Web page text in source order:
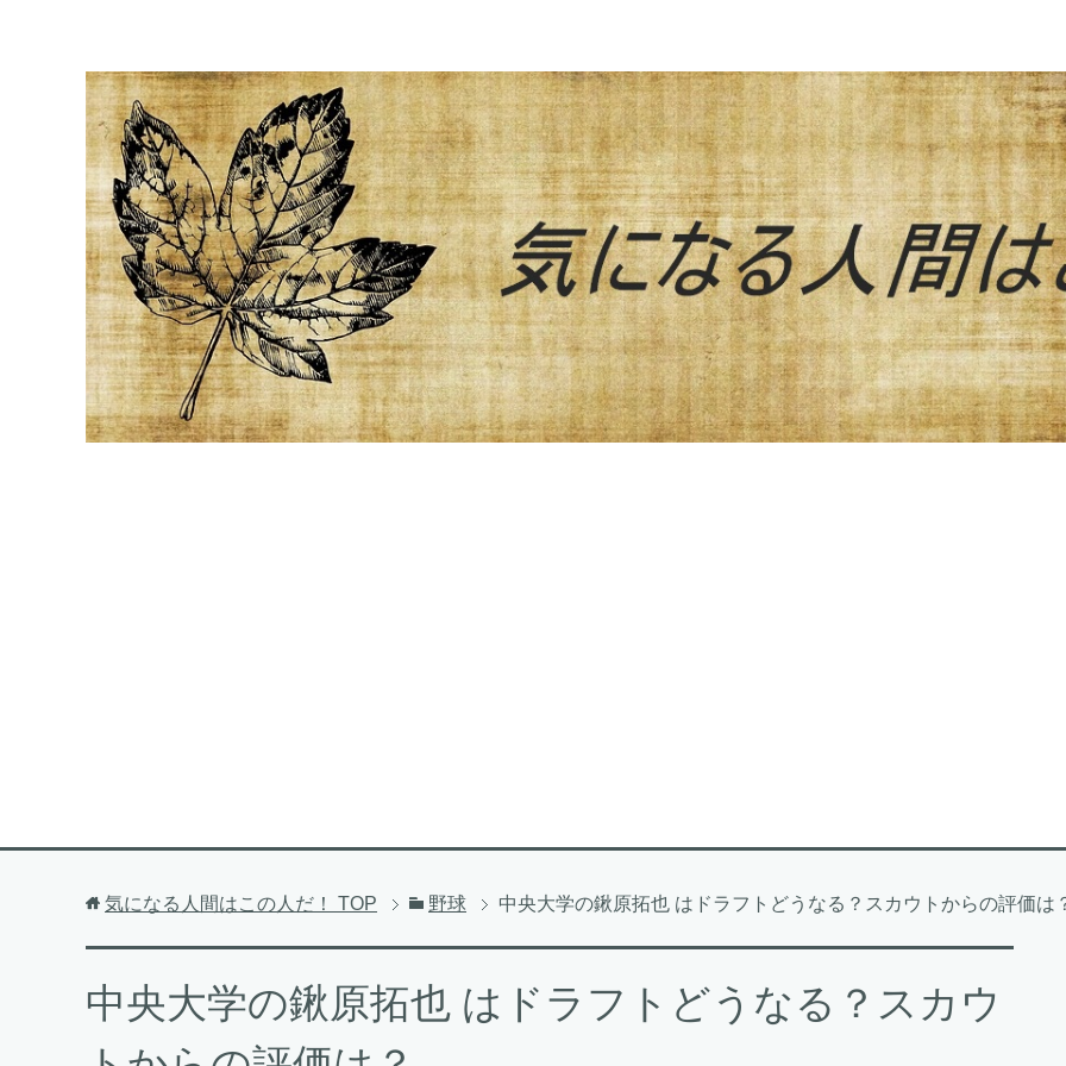
気になる人間はこの人だ！ TOP 野球 中央大学の鍬原拓也 はドラフトどうなる？スカウトからの評価は
中央大学の鍬原拓也 はドラフトどうなる？スカウ